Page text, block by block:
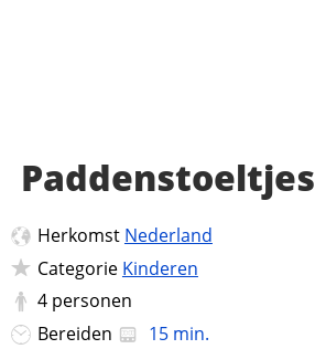
Paddenstoeltjes
Herkomst Nederland
Categorie Kinderen
4 personen
Bereiden
15 min.